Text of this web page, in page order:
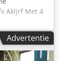
Akljrf Met 4
en
gebruik.
Advertentie